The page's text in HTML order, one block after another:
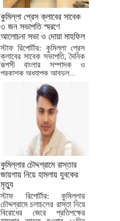
কুমিল্লা প্রেস ক্লাবের সাবেক
৩ জন সভাপতি স্মরণে
আলোচনা সভা ও দোয়া মাহফিল
স্টাফ রিপোর্টার: কুমিল্লা প্রেস
ক্লাবের সাবেক সভাপতি, দৈনিক
রূপসী বাংলার সম্পাদক ও
প্রকাশক অধ্যাপক আবদুল...
কুমিল্লার চৌদ্দগ্রামে রাস্তার
জায়গায় নিয়ে হামলায় যুবকের
মৃত্যু
স্টাফ রিপোর্টার: কুমিল্লার
চৌদ্দগ্রামে চলাচলের রাস্তা নিয়ে
বিরোধের জেরে প্রতিপক্ষের